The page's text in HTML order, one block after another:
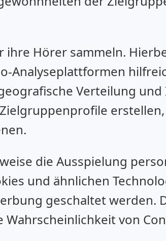
Hörer sammeln.
Analyseplattformen
Verteilung
die Ausspielung
und ähnlichen
geschaltet werden.
von